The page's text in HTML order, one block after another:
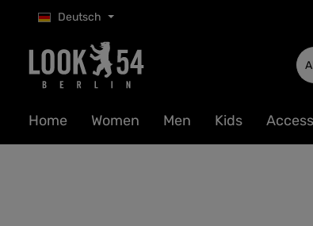
Hauptinhalt springen
Zur Suche springen
Zur Hauptnavigation springen
Deutsch
Home Women Men Kids